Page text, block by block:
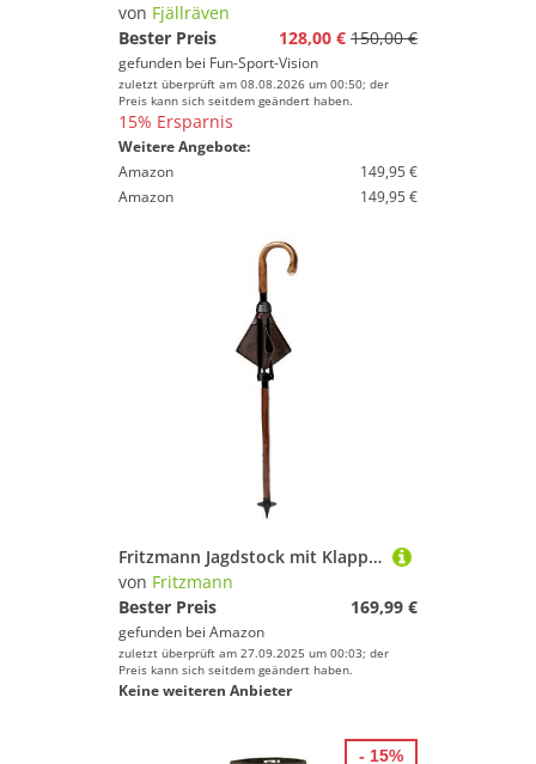
von Fjällräven
Bester Preis
128,00 € 150,00 €
gefunden bei Fun-Sport-Vision
zuletzt überprüft am 08.08.2026 um 00:50; der
Preis kann sich seitdem geändert haben.
15% Ersparnis
Weitere Angebote:
Amazon
149,95 €
Amazon
149,95 €
Fritzmann Jagdstock mit Klappsitz aus Leder und Wanderstock, Braun
von Fritzmann
Bester Preis
169,99 €
gefunden bei Amazon
zuletzt überprüft am 27.09.2025 um 00:03; der
Preis kann sich seitdem geändert haben.
Keine weiteren Anbieter
- 15%